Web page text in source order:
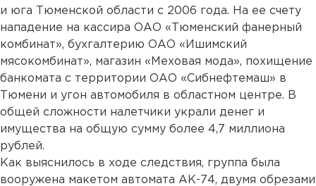
и юга Тюменской области с 2006 года. На ее счету
нападение на кассира ОАО «Тюменский фанерный
комбинат», бухгалтерию ОАО «Ишимский
мясокомбинат», магазин «Меховая мода», похищение
банкомата с территории ОАО «Сибнефтемаш» в
Тюмени и угон автомобиля в областном центре. В
общей сложности налетчики украли денег и
имущества на общую сумму более 4,7 миллиона
рублей.
Как выяснилось в ходе следствия, группа была
вооружена макетом автомата АК-74, двумя обрезами